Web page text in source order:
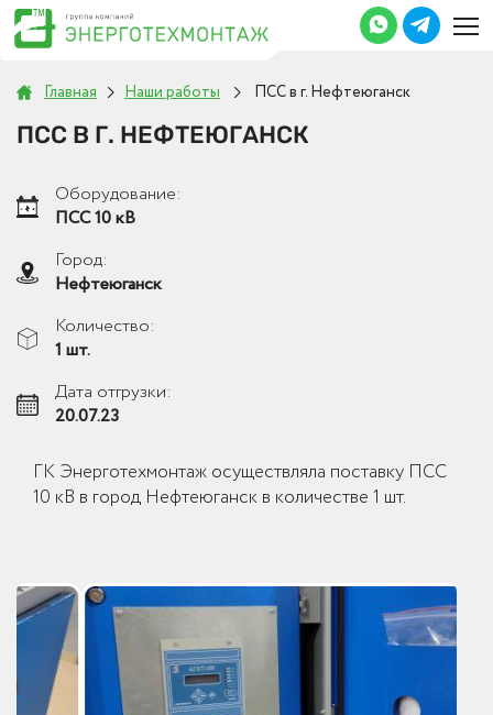
Главная Наши работы ПСС в г. Нефтеюганск
ПСС В Г. НЕФТЕЮГАНСК
Оборудование:
ПСС 10 кВ
Город:
Нефтеюганск
Количество:
1 шт.
Дата отгрузки:
20.07.23
ГК Энерготехмонтаж осуществляла поставку ПСС
10 кВ в город Нефтеюганск в количестве 1 шт.